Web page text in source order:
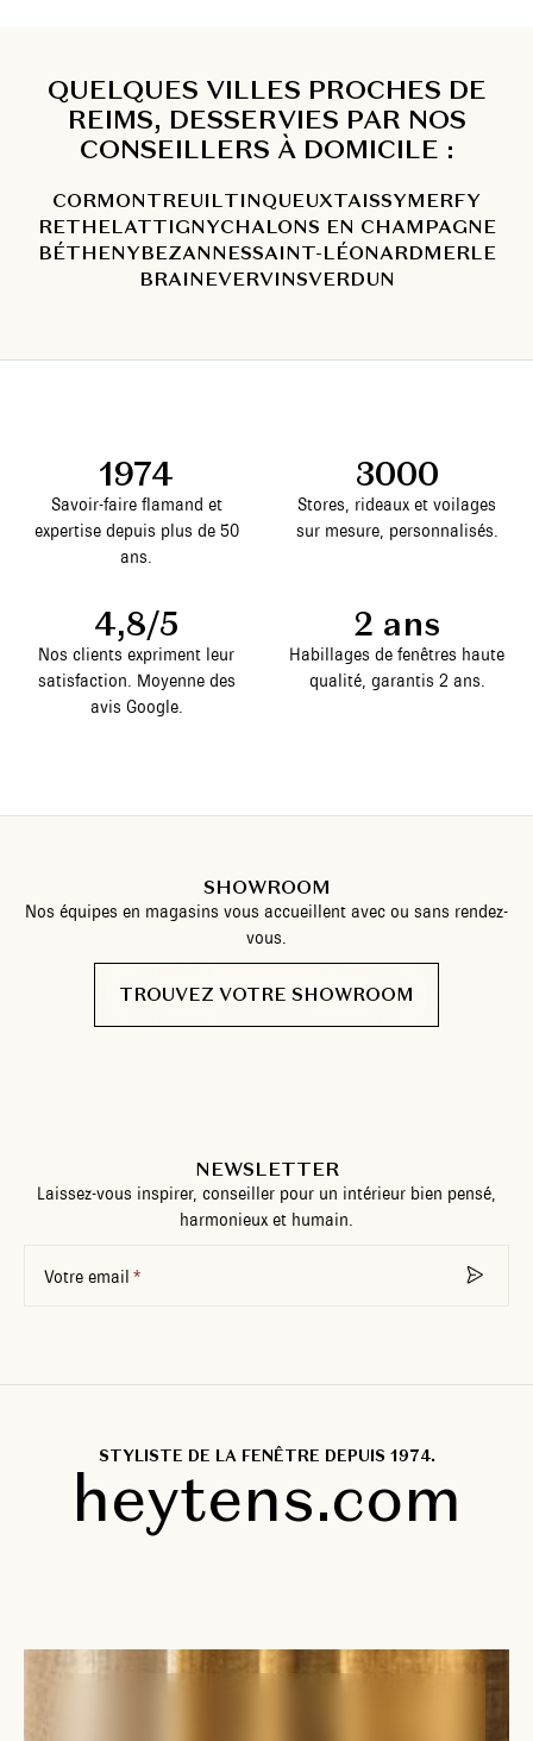
QUELQUES VILLES PROCHES DE
REIMS, DESSERVIES PAR NOS
CONSEILLERS À DOMICILE :
CORMONTREUILTINQUEUXTAISSYMERFY
RETHELATTIGNYCHALONS EN CHAMPAGNE
BÉTHENYBEZANNESSAINT-LÉONARDMERLE
BRAINEVERVINSVERDUN
1974
Savoir-faire flamand et
expertise depuis plus de 50
ans.
3000
Stores, rideaux et voilages
sur mesure, personnalisés.
4,8/5
Nos clients expriment leur
satisfaction. Moyenne des
avis Google.
2 ans
Habillages de fenêtres haute
qualité, garantis 2 ans.
SHOWROOM
Nos équipes en magasins vous accueillent avec ou sans rendez-
vous.
TROUVEZ VOTRE SHOWROOM
NEWSLETTER
Laissez-vous inspirer, conseiller pour un intérieur bien pensé,
harmonieux et humain.
Votre email
STYLISTE DE LA FENÊTRE DEPUIS 1974.
heytens.com